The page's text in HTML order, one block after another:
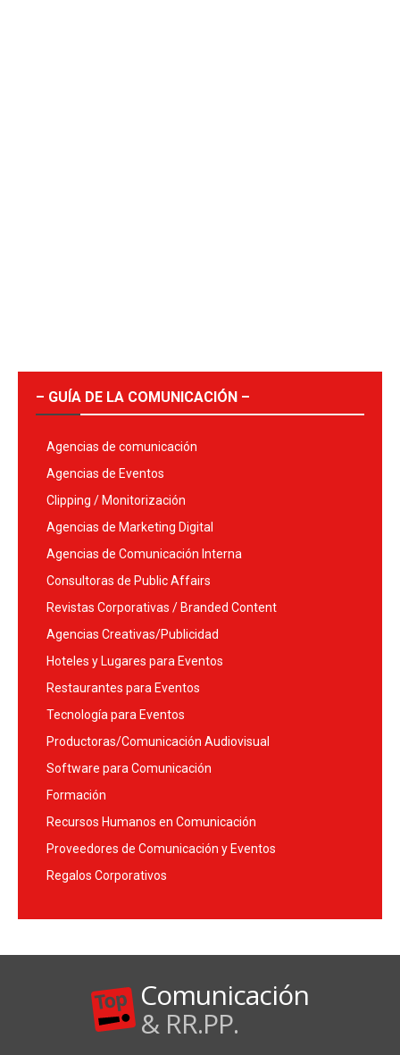
– GUÍA DE LA COMUNICACIÓN –
Agencias de comunicación
Agencias de Eventos
Clipping / Monitorización
Agencias de Marketing Digital
Agencias de Comunicación Interna
Consultoras de Public Affairs
Revistas Corporativas / Branded Content
Agencias Creativas/Publicidad
Hoteles y Lugares para Eventos
Restaurantes para Eventos
Tecnología para Eventos
Productoras/Comunicación Audiovisual
Software para Comunicación
Formación
Recursos Humanos en Comunicación
Proveedores de Comunicación y Eventos
Regalos Corporativos
Comunicación
& RR.PP.